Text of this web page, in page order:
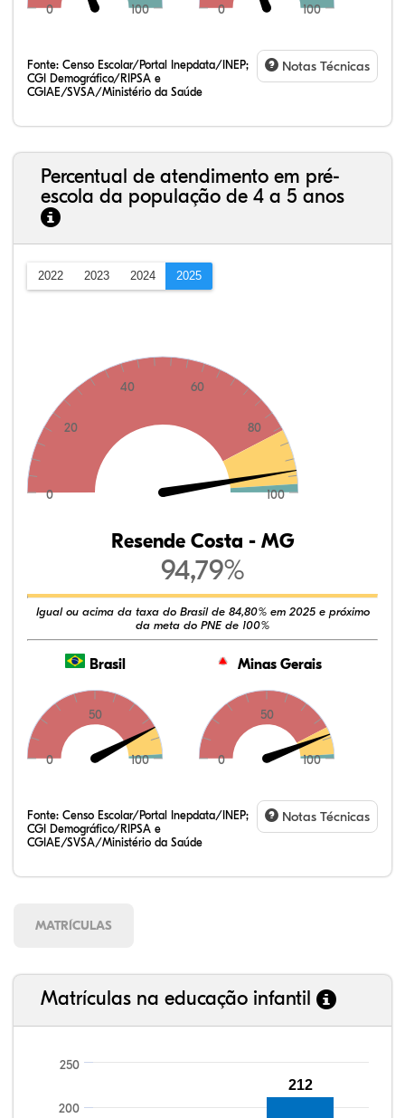
0 100 0 100
Fonte: Censo Escolar/Portal Inepdata/INEP;
CGI Demográfico/RIPSA e
CGIAE/SVSA/Ministério da Saúde
Notas Técnicas
Percentual de atendimento em pré-
escola da população de 4 a 5 anos
2022 2023 2024 2025
0
20
40 60
80
100
Resende Costa - MG
94,79%
Igual ou acima da taxa do Brasil de 84,80% em 2025 e próximo
da meta do PNE de 100%
Brasil
0
50
100
Minas Gerais
0
50
100
Fonte: Censo Escolar/Portal Inepdata/INEP;
CGI Demográfico/RIPSA e
CGIAE/SVSA/Ministério da Saúde
Notas Técnicas
MATRÍCULAS
Matrículas na educação infantil
200
250
212
100,25%
100,09%
92,22%
96,04%
87,35%
99,81%
100,00%
88,82%
92,94%
78,33%